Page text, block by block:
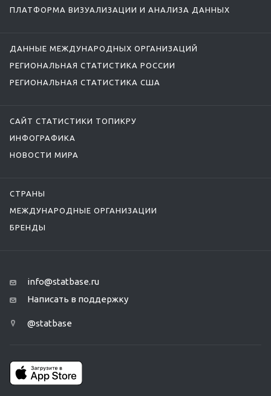
ПЛАТФОРМА ВИЗУАЛИЗАЦИИ И АНАЛИЗА ДАННЫХ
ДАННЫЕ МЕЖДУНАРОДНЫХ ОРГАНИЗАЦИЙ
РЕГИОНАЛЬНАЯ СТАТИСТИКА РОССИИ
РЕГИОНАЛЬНАЯ СТАТИСТИКА США
САЙТ СТАТИСТИКИ ТОПИКРУ
ИНФОГРАФИКА
НОВОСТИ МИРА
СТРАНЫ
МЕЖДУНАРОДНЫЕ ОРГАНИЗАЦИИ
БРЕНДЫ
info@statbase.ru
Написать в поддержку
@statbase